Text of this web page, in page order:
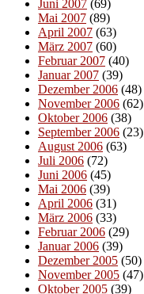
Juni 2007 (69)
Mai 2007 (89)
April 2007 (63)
März 2007 (60)
Februar 2007 (40)
Januar 2007 (39)
Dezember 2006 (48)
November 2006 (62)
Oktober 2006 (38)
September 2006 (23)
August 2006 (63)
Juli 2006 (72)
Juni 2006 (45)
Mai 2006 (39)
April 2006 (31)
März 2006 (33)
Februar 2006 (29)
Januar 2006 (39)
Dezember 2005 (50)
November 2005 (47)
Oktober 2005 (39)